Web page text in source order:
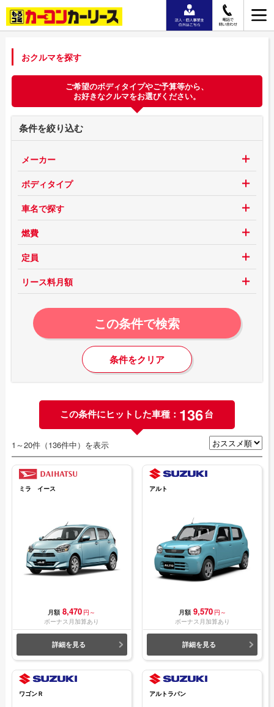
おクルマを探す
ご希望のボディタイプやご予算等から、
お好きなクルマをお選びください。
条件を絞り込む
メーカー
ボディタイプ
車名で探す
燃費
定員
リース料月額
この条件で検索
条件をクリア
この条件にヒットした車種： 136台
1～20件（136件中）を表示
ミラ イース
月額 8,470 円～
ボーナス月加算あり
詳細を見る
アルト
月額 9,570 円～
ボーナス月加算あり
詳細を見る
ワゴンＲ アルトラパン